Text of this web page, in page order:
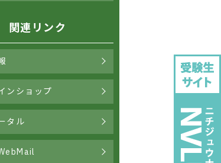
関連リンク
ンショップ
タル